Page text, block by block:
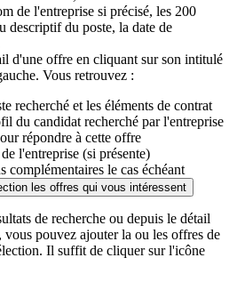
de l'entreprise si précisé, les 200
descriptif du poste, la date de
d'une offre en cliquant sur son intitulé
Vous retrouvez :
recherché et les éléments de contrat
du candidat recherché par l'entreprise
répondre à cette offre
l'entreprise (si présente)
complémentaires le cas échéant
les offres qui vous intéressent
de recherche ou depuis le détail
pouvez ajouter la ou les offres de
Il suffit de cliquer sur l'icône